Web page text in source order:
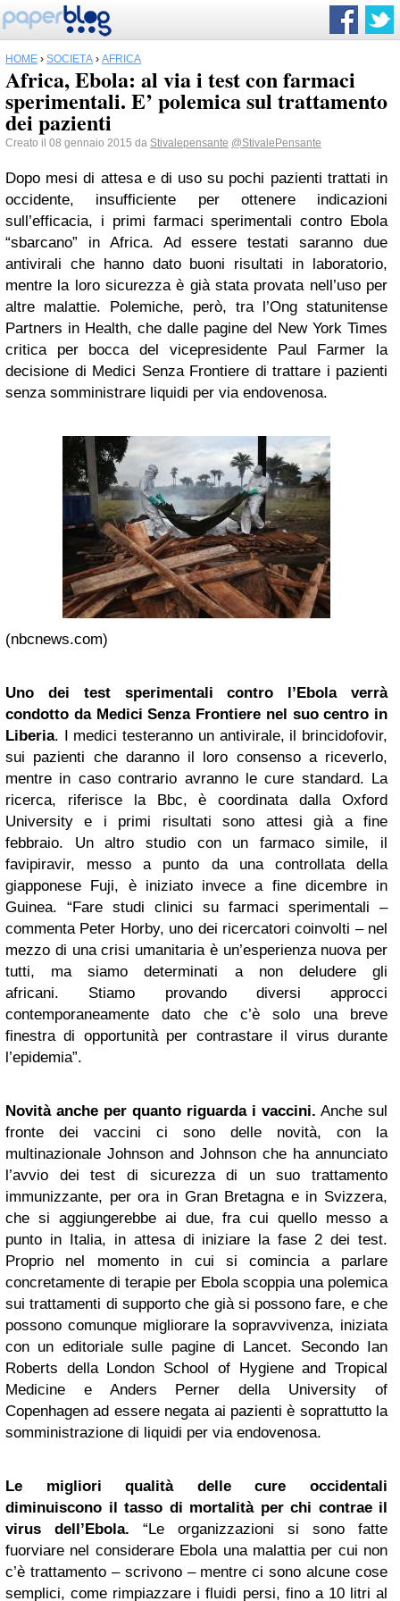
HOME › SOCIETÀ › AFRICA
Africa, Ebola: al via i test con farmaci
sperimentali. E’ polemica sul trattamento
dei pazienti
Creato il 08 gennaio 2015 da Stivalepensante @StivalePensante
Dopo mesi di attesa e di uso su pochi pazienti trattati in
occidente, insufficiente per ottenere indicazioni
sull’efficacia, i primi farmaci sperimentali contro Ebola
“sbarcano” in Africa. Ad essere testati saranno due
antivirali che hanno dato buoni risultati in laboratorio,
mentre la loro sicurezza è già stata provata nell’uso per
altre malattie. Polemiche, però, tra l’Ong statunitense
Partners in Health, che dalle pagine del New York Times
critica per bocca del vicepresidente Paul Farmer la
decisione di Medici Senza Frontiere di trattare i pazienti
senza somministrare liquidi per via endovenosa.
(nbcnews.com)
Uno dei test sperimentali contro l’Ebola verrà
condotto da Medici Senza Frontiere nel suo centro in
Liberia. I medici testeranno un antivirale, il brincidofovir,
sui pazienti che daranno il loro consenso a riceverlo,
mentre in caso contrario avranno le cure standard. La
ricerca, riferisce la Bbc, è coordinata dalla Oxford
University e i primi risultati sono attesi già a fine
febbraio. Un altro studio con un farmaco simile, il
favipiravir, messo a punto da una controllata della
giapponese Fuji, è iniziato invece a fine dicembre in
Guinea. “Fare studi clinici su farmaci sperimentali –
commenta Peter Horby, uno dei ricercatori coinvolti – nel
mezzo di una crisi umanitaria è un’esperienza nuova per
tutti, ma siamo determinati a non deludere gli
africani. Stiamo provando diversi approcci
contemporaneamente dato che c’è solo una breve
finestra di opportunità per contrastare il virus durante
l’epidemia”.
Novità anche per quanto riguarda i vaccini. Anche sul
fronte dei vaccini ci sono delle novità, con la
multinazionale Johnson and Johnson che ha annunciato
l’avvio dei test di sicurezza di un suo trattamento
immunizzante, per ora in Gran Bretagna e in Svizzera,
che si aggiungerebbe ai due, fra cui quello messo a
punto in Italia, in attesa di iniziare la fase 2 dei test.
Proprio nel momento in cui si comincia a parlare
concretamente di terapie per Ebola scoppia una polemica
sui trattamenti di supporto che già si possono fare, e che
possono comunque migliorare la sopravvivenza, iniziata
con un editoriale sulle pagine di Lancet. Secondo Ian
Roberts della London School of Hygiene and Tropical
Medicine e Anders Perner della University of
Copenhagen ad essere negata ai pazienti è soprattutto la
somministrazione di liquidi per via endovenosa.
Le migliori qualità delle cure occidentali
diminuiscono il tasso di mortalità per chi contrae il
virus dell’Ebola. “Le organizzazioni si sono fatte
fuorviare nel considerare Ebola una malattia per cui non
c’è trattamento – scrivono – mentre ci sono alcune cose
semplici, come rimpiazzare i fluidi persi, fino a 10 litri al